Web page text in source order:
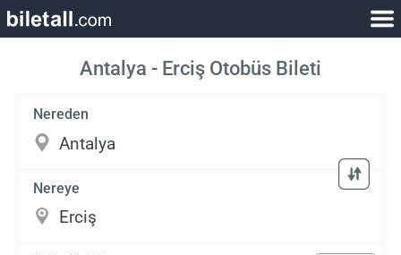
Antalya - Erciş Otobüs Bileti
Nereden
Nereye